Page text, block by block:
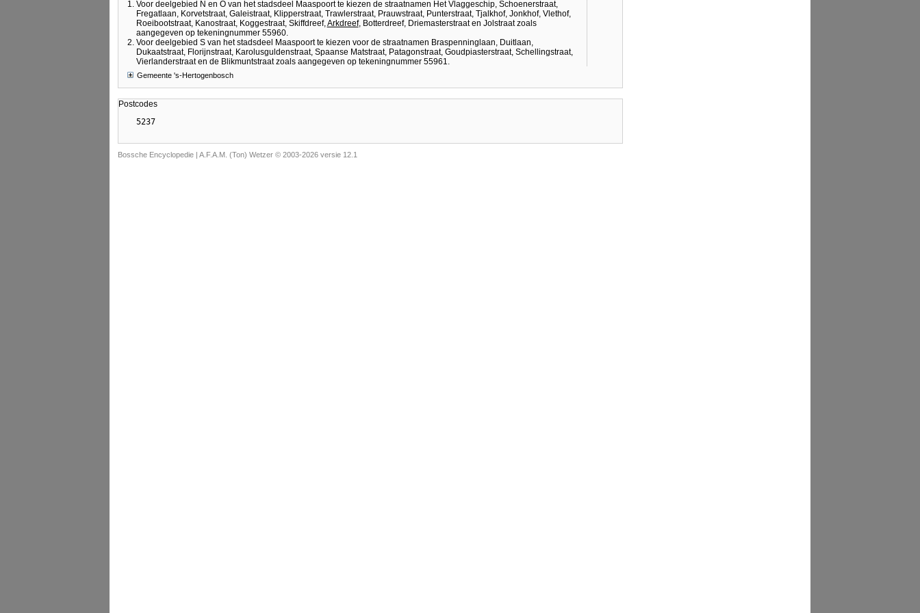
Voor deelgebied N en O van het stadsdeel Maaspoort te kiezen de straatnamen Het Vlaggeschip, Schoenerstraat,
Fregatlaan, Korvetstraat, Galeistraat, Klipperstraat, Trawlerstraat, Prauwstraat, Punterstraat, Tjalkhof, Jonkhof, Vlethof,
Roeibootstraat, Kanostraat, Koggestraat, Skiffdreef,Arkdreef, Botterdreef, Driemasterstraat en Jolstraat zoals
aangegeven op tekeningnummer 55960.
Voor deelgebied S van het stadsdeel Maaspoort te kiezen voor de straatnamen Braspenninglaan, Duitlaan,
Dukaatstraat, Florijnstraat, Karolusguldenstraat, Spaanse Matstraat, Patagonstraat, Goudpiasterstraat, Schellingstraat,
Vierlanderstraat en de Blikmuntstraat zoals aangegeven op tekeningnummer 55961.
Gemeente 's-Hertogenbosch
Postcodes
Bossche Encyclopedie | A.F.A.M. (Ton) Wetzer © 2003-2026 versie 12.1